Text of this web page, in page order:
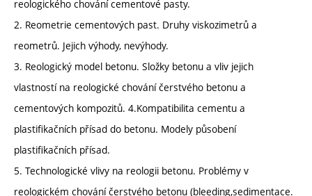
reologického chování cementové pasty.
2. Reometrie cementových past. Druhy viskozimetrů a
reometrů. Jejich výhody, nevýhody.
3. Reologický model betonu. Složky betonu a vliv jejich
vlastností na reologické chování čerstvého betonu a
cementových kompozitů. 4.Kompatibilita cementu a
plastifikačních přísad do betonu. Modely působení
plastifikačních přísad.
5. Technologické vlivy na reologii betonu. Problémy v
reologickém chování čerstvého betonu (bleeding,sedimentace.